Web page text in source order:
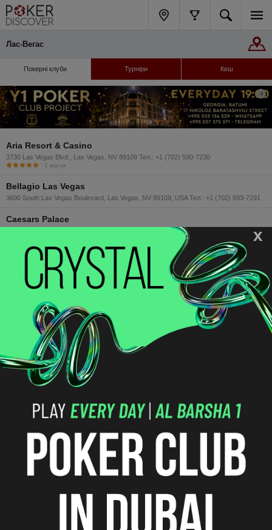
x
Лас-Вегас
Покерні клуби Турніри Кеш
Aria Resort & Casino
3730 Las Vegas Blvd., Las Vegas, NV 89109 Тел.: +1 (702) 590-7230
1 відгук
Bellagio Las Vegas
3600 South Las Vegas Boulevard, Las Vegas, NV 89109, USA Тел.: +1 (702) 693-7291
Caesars Palace
3570 South Las Vegas Boulevard, Las Vegas, NV 89109, USA Тел.: +1 (702) 785-6566
Flamingo Las Vegas
3555 South Las Vegas Boulevard, Las Vegas, NV 89109, USA Тел.: +17027333485
Harrah's Las Vegas
3475 Las Vegas Strip, Las Vegas, NV 89109, USA Тел.: +1 (702) 369-5040
The Mirage
3400 South Las Vegas Boulevard, Las Vegas, NV 89109, USA Тел.: +1 (702) 791-7291
Palace Station
2411 West Sahara Avenue, Las Vegas, NV 89102, USA Тел.: +1 (702) 367-2453
Silver Sevens Hotel & Casino
The Venetian Poker Room | Las Vegas
1 відгук
Arizona Charlie's Decatur
740 South Decatur Boulevard, Las Vegas, NV 89107, USA Тел.: +1 (702) 258-5200
128 Fremont Street, Las Vegas, NV 89101, USA Тел.: +1 (702) 366-7361
Golden Nugget Las Vegas